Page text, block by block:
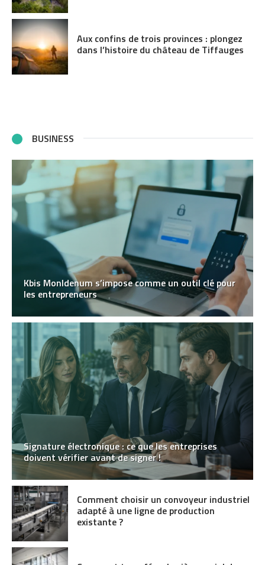
Aux confins de trois provinces : plongez
dans l’histoire du château de Tiffauges
BUSINESS
Kbis MonIdenum s’impose comme un outil clé pour
les entrepreneurs
Signature électronique : ce que les entreprises
doivent vérifier avant de signer !
Comment choisir un convoyeur industriel
adapté à une ligne de production
existante ?